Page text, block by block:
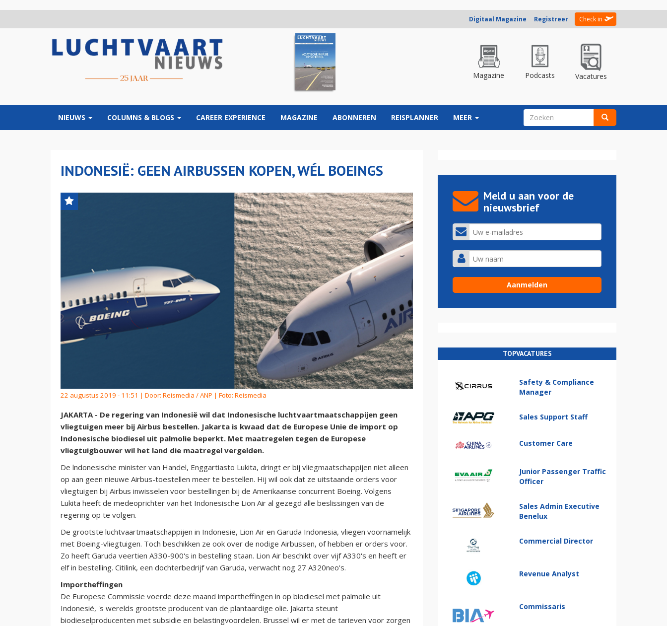
Digitaal Magazine Registreer Check in
Magazine Podcasts Vacatures
NIEUWS COLUMNS & BLOGS CAREER EXPERIENCE MAGAZINE ABONNEREN REISPLANNER MEER ZOEKVELD
INDONESIË: GEEN AIRBUSSEN KOPEN, WÉL BOEINGS
22 augustus 2019 - 11:51 | Door: Reismedia / ANP | Foto: Reismedia
JAKARTA - De regering van Indonesië wil dat Indonesische luchtvaartmaatschappijen geen
vliegtuigen meer bij Airbus bestellen. Jakarta is kwaad dat de Europese Unie de import op
Indonesische biodiesel uit palmolie beperkt. Met maatregelen tegen de Europese
vliegtuigbouwer wil het land die maatregel vergelden.
De lndonesische minister van Handel, Enggartiasto Lukita, dringt er bij vliegmaatschappijen niet alleen
op aan geen nieuwe Airbus-toestellen meer te bestellen. Hij wil ook dat ze uitstaande orders voor
vliegtuigen bij Airbus inwisselen voor bestellingen bij de Amerikaanse concurrent Boeing. Volgens
Lukita heeft de medeoprichter van het Indonesische Lion Air al gezegd alle beslissingen van de
regering op te volgen.
De grootste luchtvaartmaatschappijen in Indonesie, Lion Air en Garuda Indonesia, vliegen voornamelijk
met Boeing-vliegtuigen. Toch beschikken ze ook over de nodige Airbussen, of hebben er orders voor.
Zo heeft Garuda veertien A330-900's in bestelling staan. Lion Air beschikt over vijf A330's en heeft er
elf in bestelling. Citilink, een dochterbedrijf van Garuda, verwacht nog 27 A320neo's.
Importheffingen
De Europese Commissie voerde deze maand importheffingen in op biodiesel met palmolie uit
Indonesië, 's werelds grootste producent van de plantaardige olie. Jakarta steunt
biodieselproducenten met subsidie en belastingvoordelen. Brussel wil er met de tarieven voor zorgen
Meld u aan voor de
nieuwsbrief
TOPVACATURES
Safety & Compliance
Manager
Sales Support Staff
Customer Care
Junior Passenger Traffic
Officer
Sales Admin Executive
Benelux
Commercial Director
Revenue Analyst
Commissaris